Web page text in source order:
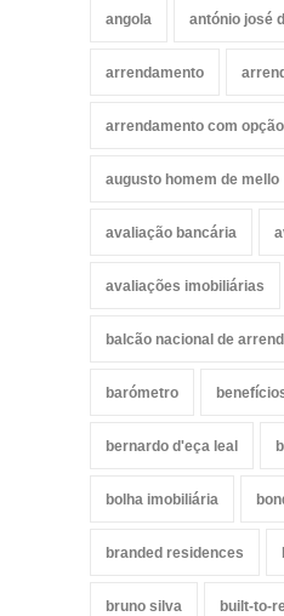
angola antónio josé
arrendamento
arrendamento com
augusto homem de mello
avaliação bancária
avaliações imobiliárias
balcão nacional de
barómetro
bernardo d'eça leal
bolha imobiliária
branded residences
bruno silva built-to-